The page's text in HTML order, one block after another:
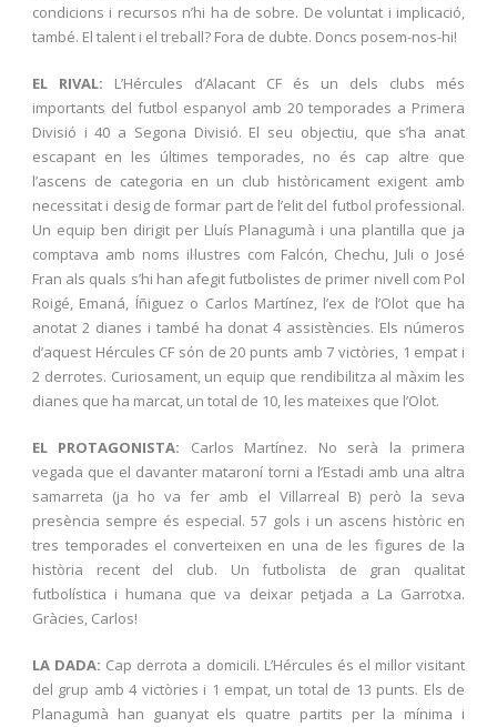
condicions i recursos n’hi ha de sobre. De voluntat i implicació,
també. El talent i el treball? Fora de dubte. Doncs posem-nos-hi!
EL RIVAL: L’Hércules d’Alacant CF és un dels clubs més
importants del futbol espanyol amb 20 temporades a Primera
Divisió i 40 a Segona Divisió. El seu objectiu, que s’ha anat
escapant en les últimes temporades, no és cap altre que
l’ascens de categoria en un club històricament exigent amb
necessitat i desig de formar part de l’elit del futbol professional.
Un equip ben dirigit per Lluís Planagumà i una plantilla que ja
comptava amb noms il·lustres com Falcón, Chechu, Juli o José
Fran als quals s’hi han afegit futbolistes de primer nivell com Pol
Roigé, Emaná, Íñiguez o Carlos Martínez, l’ex de l’Olot que ha
anotat 2 dianes i també ha donat 4 assistències. Els números
d’aquest Hércules CF són de 20 punts amb 7 victòries, 1 empat i
2 derrotes. Curiosament, un equip que rendibilitza al màxim les
dianes que ha marcat, un total de 10, les mateixes que l’Olot.
EL PROTAGONISTA: Carlos Martínez. No serà la primera
vegada que el davanter mataroní torni a l’Estadi amb una altra
samarreta (ja ho va fer amb el Villarreal B) però la seva
presència sempre és especial. 57 gols i un ascens històric en
tres temporades el converteixen en una de les figures de la
història recent del club. Un futbolista de gran qualitat
futbolística i humana que va deixar petjada a La Garrotxa.
Gràcies, Carlos!
LA DADA: Cap derrota a domicili. L’Hércules és el millor visitant
del grup amb 4 victòries i 1 empat, un total de 13 punts. Els de
Planagumà han guanyat els quatre partits per la mínima i